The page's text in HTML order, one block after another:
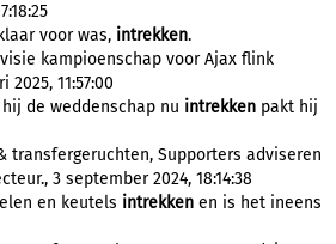
voor was, intrekken.
kampioenschap voor Ajax flink
11:57:00
de weddenschap nu intrekken pakt hij
transfergeruchten, Supporters adviseren
3 september 2024, 18:14:38
en keutels intrekken en is het ineens